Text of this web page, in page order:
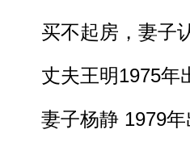
买不起房，妻子
丈夫王明1975年
妻子杨静 1979年